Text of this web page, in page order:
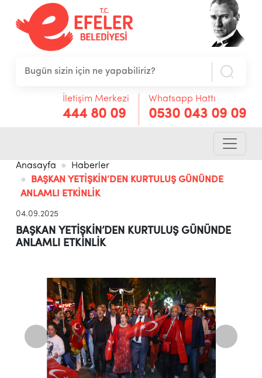
İletişim Merkezi
444 80 09
Whatsapp Hattı
0530 043 09 09
Anasayfa
Haberler
BAŞKAN YETİŞKİN’DEN KURTULUŞ GÜNÜNDE
ANLAMLI ETKİNLİK
04.09.2025
BAŞKAN YETİŞKİN’DEN KURTULUŞ GÜNÜNDE
ANLAMLI ETKİNLİK